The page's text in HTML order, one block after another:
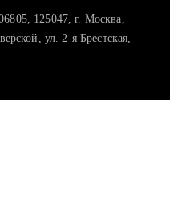
125047, г. Москва,
ул. 2-я Брестская,